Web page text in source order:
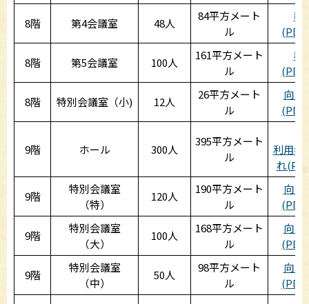
8階 第4会議室 48人
84平方メート
ル
教
8階 第5会議室 100人
161平方メート
ル
教
8階 特別会議室（小) 12人
26平方メート
ル
向い
9階 ホール 300人
395平方メート
ル
利用者
れ
9階
特別会議室
（特）
120人
190平方メート
ル
向い
9階
特別会議室
（大）
100人
168平方メート
ル
向い
9階
特別会議室
（中）
50人
98平方メート
ル
向い